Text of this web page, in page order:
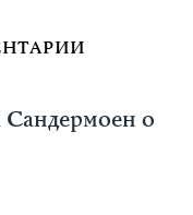
Сандермоен о